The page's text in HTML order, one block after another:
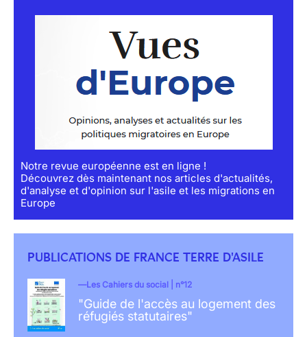
Notre revue européenne est en ligne !
Découvrez dès maintenant nos articles d'actualités,
d'analyse et d'opinion sur l'asile et les migrations en
Europe
PUBLICATIONS DE FRANCE TERRE D'ASILE
Les Cahiers du social | n°12
"Guide de l'accès au logement des
réfugiés statutaires"